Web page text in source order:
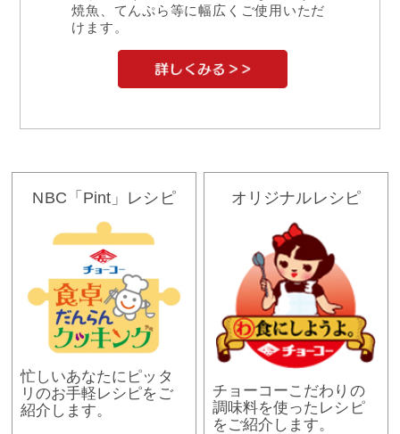
焼魚、てんぷら等に幅広くご使用いただ
けます。
NBC「Pint」レシピ
忙しいあなたにピッタ
リのお手軽レシピをご
紹介します。
オリジナルレシピ
チョーコーこだわりの
調味料を使ったレシピ
をご紹介します。